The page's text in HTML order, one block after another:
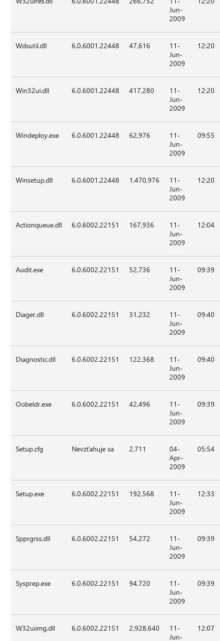
Jun-
2009
Wdsutil.dll 6.0.6001.22448 47,616
11-
Jun-
2009
12:20
Win32ui.dll 6.0.6001.22448 417,280
11-
Jun-
2009
12:20
Windeploy.exe 6.0.6001.22448 62,976
11-
Jun-
2009
09:55
Winsetup.dll 6.0.6001.22448 1,470,976
11-
Jun-
2009
12:20
Actionqueue.dll 6.0.6002.22151 167,936
11-
Jun-
2009
12:04
Audit.exe 6.0.6002.22151 52,736
11-
Jun-
2009
09:39
Diager.dll 6.0.6002.22151 31,232
11-
Jun-
2009
09:40
Diagnostic.dll 6.0.6002.22151 122,368
11-
Jun-
2009
09:40
Oobeldr.exe 6.0.6002.22151 42,496
11-
Jun-
2009
09:39
Setup.cfg Nevzťahuje sa 2,711
04-
Apr-
2009
05:54
Setup.exe 6.0.6002.22151 192,568
11-
Jun-
2009
12:33
Spprgrss.dll 6.0.6002.22151 54,272
11-
Jun-
2009
09:39
Sysprep.exe 6.0.6002.22151 94,720
11-
Jun-
2009
09:39
W32uiimg.dll 6.0.6002.22151 2,928,640
11-
Jun-
12:07